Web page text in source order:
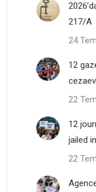
217/A
24
12
22
12
jailed
22